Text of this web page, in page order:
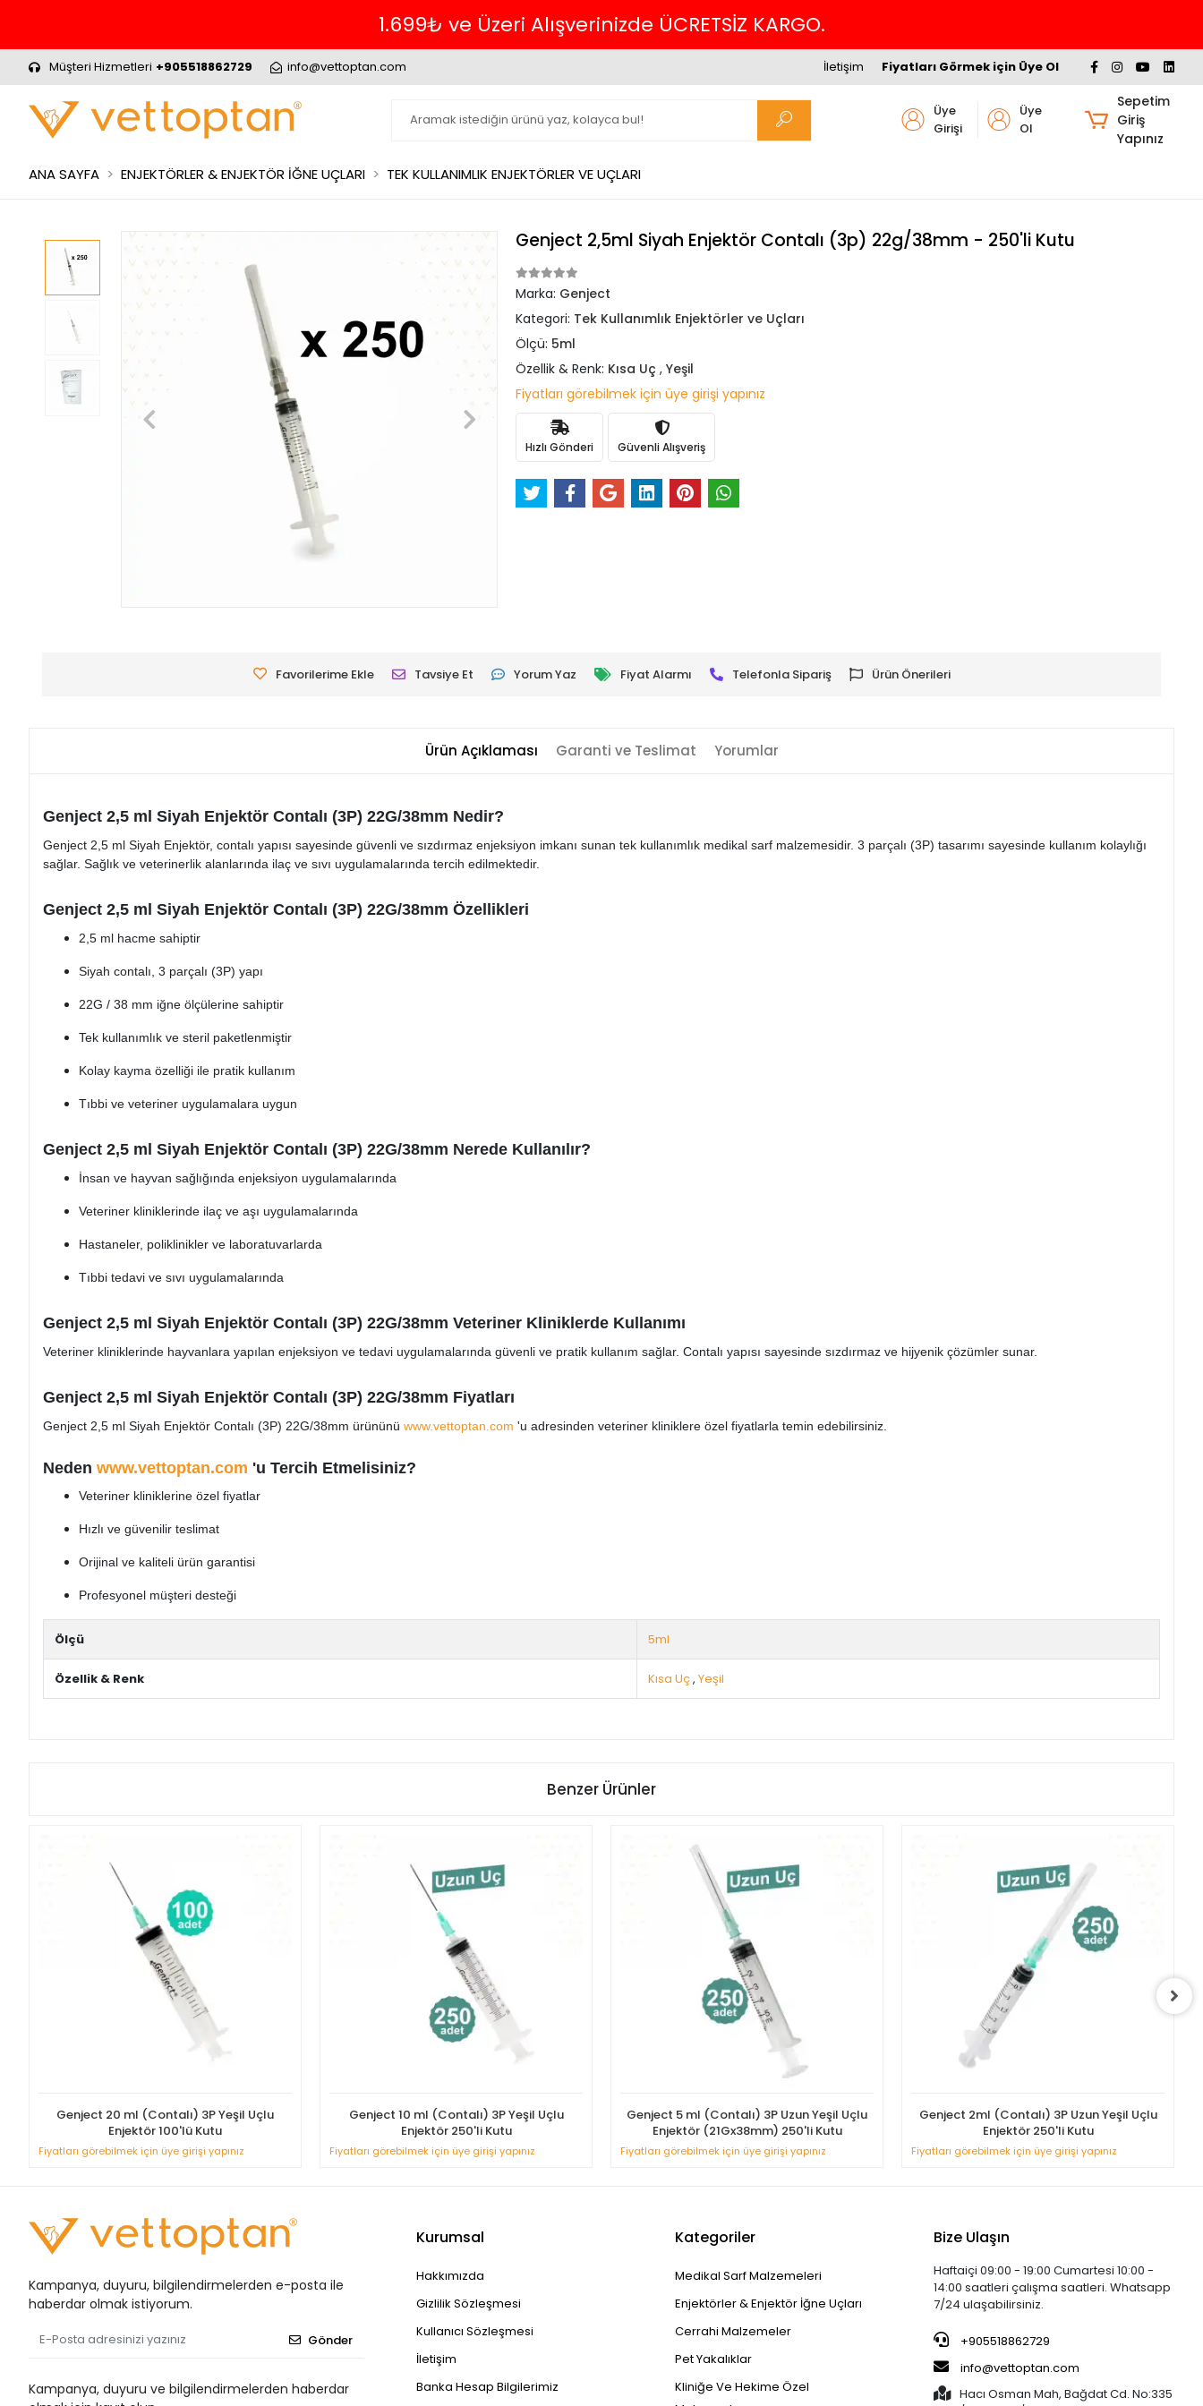
1.699₺ ve Üzeri Alışverinizde ÜCRETSİZ KARGO.
Müşteri Hizmetleri +905518862729 info@vettoptan.com Fiyatları Görmek için Üye Ol
İletişim
Üye
Girişi
Üye
Ol
Sepetim
Giriş
Yapınız
ANA SAYFA ENJEKTÖRLER & ENJEKTÖR İĞNE UÇLARI TEK KULLANIMLIK ENJEKTÖRLER VE UÇLARI
Genject 2,5ml Siyah Enjektör Contalı (3p) 22g/38mm - 250'li Kutu
Marka: Genject
Kategori: Tek Kullanımlık Enjektörler ve Uçları
Ölçü: 5ml
Özellik & Renk: Kısa Uç ,Yeşil
Fiyatları görebilmek için üye girişi yapınız
Hızlı Gönderi Güvenli Alışveriş
Favorilerime Ekle Tavsiye Et Yorum Yaz Fiyat Alarmı Telefonla Sipariş Ürün Önerileri
Ürün Açıklaması Garanti ve Teslimat Yorumlar
Genject 2,5 ml Siyah Enjektör Contalı (3P) 22G/38mm Nedir?
Genject 2,5 ml Siyah Enjektör, contalı yapısı sayesinde güvenli ve sızdırmaz enjeksiyon imkanı sunan tek kullanımlık medikal sarf malzemesidir. 3 parçalı (3P) tasarımı sayesinde kullanım kolaylığı
sağlar. Sağlık ve veterinerlik alanlarında ilaç ve sıvı uygulamalarında tercih edilmektedir.
Genject 2,5 ml Siyah Enjektör Contalı (3P) 22G/38mm Özellikleri
2,5 ml hacme sahiptir
Siyah contalı, 3 parçalı (3P) yapı
22G / 38 mm iğne ölçülerine sahiptir
Tek kullanımlık ve steril paketlenmiştir
Kolay kayma özelliği ile pratik kullanım
Tıbbi ve veteriner uygulamalara uygun
Genject 2,5 ml Siyah Enjektör Contalı (3P) 22G/38mm Nerede Kullanılır?
İnsan ve hayvan sağlığında enjeksiyon uygulamalarında
Veteriner kliniklerinde ilaç ve aşı uygulamalarında
Hastaneler, poliklinikler ve laboratuvarlarda
Tıbbi tedavi ve sıvı uygulamalarında
Genject 2,5 ml Siyah Enjektör Contalı (3P) 22G/38mm Veteriner Kliniklerde Kullanımı
Veteriner kliniklerinde hayvanlara yapılan enjeksiyon ve tedavi uygulamalarında güvenli ve pratik kullanım sağlar. Contalı yapısı sayesinde sızdırmaz ve hijyenik çözümler sunar.
Genject 2,5 ml Siyah Enjektör Contalı (3P) 22G/38mm Fiyatları
Genject 2,5 ml Siyah Enjektör Contalı (3P) 22G/38mm ürününü www.vettoptan.com 'u adresinden veteriner kliniklere özel fiyatlarla temin edebilirsiniz.
Neden www.vettoptan.com 'u Tercih Etmelisiniz?
Veteriner kliniklerine özel fiyatlar
Hızlı ve güvenilir teslimat
Orijinal ve kaliteli ürün garantisi
Profesyonel müşteri desteği
Ölçü 5ml
Özellik & Renk Kısa Uç, Yeşil
Benzer Ürünler
Genject 20 ml (Contalı) 3P Yeşil Uçlu
Enjektör 100'lü Kutu
Fiyatları görebilmek için üye girişi yapınız
Genject 10 ml (Contalı) 3P Yeşil Uçlu
Enjektör 250'li Kutu
Fiyatları görebilmek için üye girişi yapınız
Genject 5 ml (Contalı) 3P Uzun Yeşil Uçlu
Enjektör (21Gx38mm) 250'li Kutu
Fiyatları görebilmek için üye girişi yapınız
Genject 2ml (Contalı) 3P Uzun Yeşil Uçlu
Enjektör 250'li Kutu
Fiyatları görebilmek için üye girişi yapınız
Kampanya, duyuru, bilgilendirmelerden e-posta ile
haberdar olmak istiyorum.
Gönder
Kampanya, duyuru ve bilgilendirmelerden haberdar
Kurumsal
Hakkımızda
Gizlilik Sözleşmesi
Kullanıcı Sözleşmesi
İletişim
Banka Hesap Bilgilerimiz
Kategoriler
Medikal Sarf Malzemeleri
Enjektörler & Enjektör İğne Uçları
Cerrahi Malzemeler
Pet Yakalıklar
Kliniğe Ve Hekime Özel
Bize Ulaşın
Haftaiçi 09:00 - 19:00 Cumartesi 10:00 -
14:00 saatleri çalışma saatleri. Whatsapp
7/24 ulaşabilirsiniz.
+905518862729
info@vettoptan.com
Hacı Osman Mah, Bağdat Cd. No:335